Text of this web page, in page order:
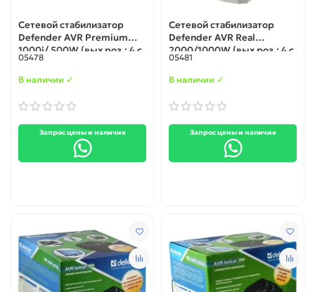
Сетевой стабилизатор
Defender AVR Premium
1000i/ 500W (вых роз.: 4 с
з-змл; вх 150-280В), box-4
(99027)
05478
В наличии ✓
Запрос цены и наличия
Cетевой стабилизатор
Defender AVR Real
2000/1000W (вых роз.: 4 с
з-змл; вх 160-280В), box-2
(99021)
05481
В наличии ✓
Запрос цены и наличия